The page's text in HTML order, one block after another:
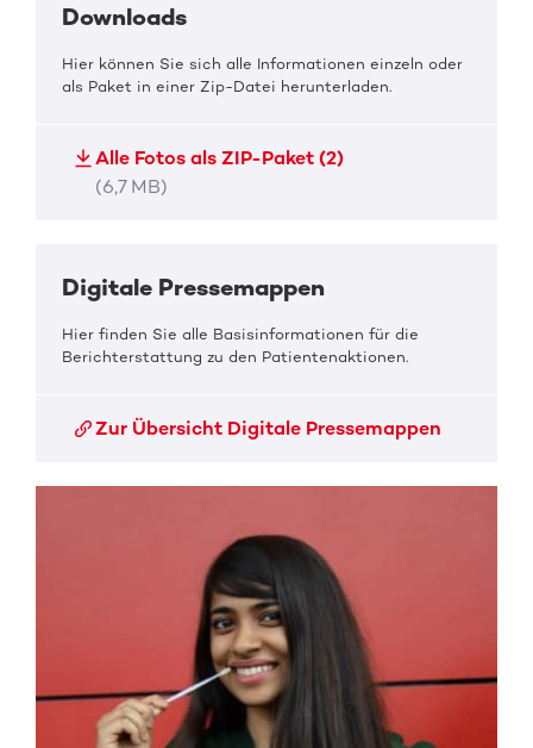
Downloads
Hier können Sie sich alle Informationen einzeln oder
als Paket in einer Zip-Datei herunterladen.
Alle Fotos als ZIP-Paket (2)
(6,7 MB)
Digitale Pressemappen
Hier finden Sie alle Basisinformationen für die
Berichterstattung zu den Patientenaktionen.
Zur Übersicht Digitale Pressemappen